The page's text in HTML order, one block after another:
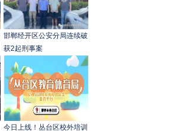
邯郸经开区公安分局连续破
获2起刑事案
今日上线！丛台区校外培训